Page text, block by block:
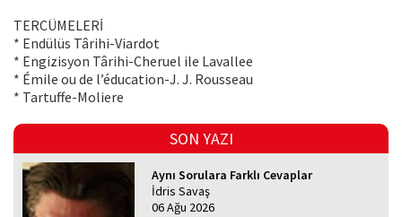
TERCÜMELERİ
* Endülüs Târihi-Viardot
* Engizisyon Târihi-Cheruel ile Lavallee
* Émile ou de l’éducation-J. J. Rousseau
* Tartuffe-Moliere
SON YAZI
Aynı Sorulara Farklı Cevaplar
İdris Savaş
06 Ağu 2026